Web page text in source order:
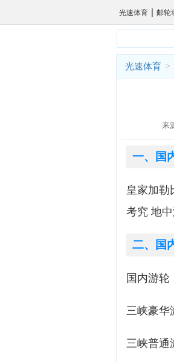
光速体育 | 邮轮
光速体育 >
来
一、国
皇家加勒
考究 地
二、国
国内游轮
三峡豪华
三峡普通